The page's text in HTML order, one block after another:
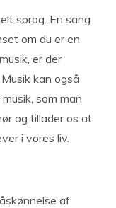
sprog. En sang
om du er en
er der
kan også
som man
og tillader os at
i vores liv.
af